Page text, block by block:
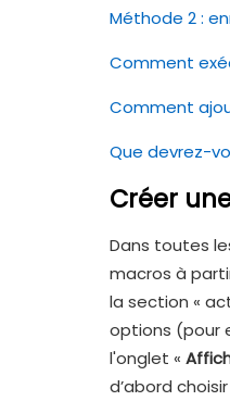
Méthode 2 :
Comment
Comment
Que devrez-
Créer
Dans toutes
macros à
la section «
options (pour
l'onglet «
d’abord